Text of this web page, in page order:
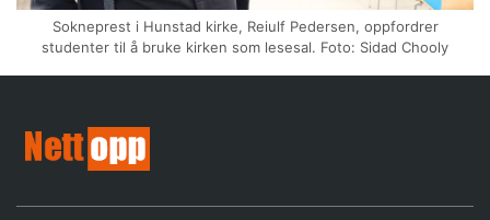
Sokneprest i Hunstad kirke, Reiulf Pedersen, oppfordrer
studenter til å bruke kirken som lesesal. Foto: Sidad Chooly